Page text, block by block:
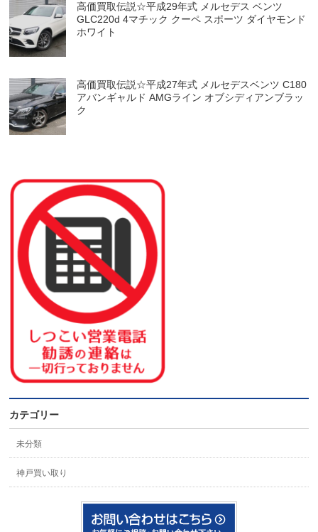
高価買取伝説☆平成29年式 メルセデス ベンツ
GLC220d 4マチック クーペ スポーツ ダイヤモンド
ホワイト
高価買取伝説☆平成27年式 メルセデスベンツ C180
アバンギャルド AMGライン オブシディアンブラッ
ク
カテゴリー
未分類
神戸買い取り